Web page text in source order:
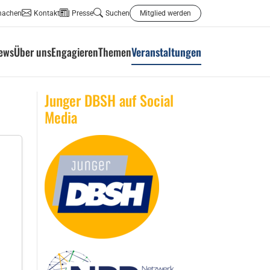
Kontakt Presse Suchen Mitglied werden
Über unsEngagierenThemenVeranstaltungen
Junger DBSH auf Social
Media